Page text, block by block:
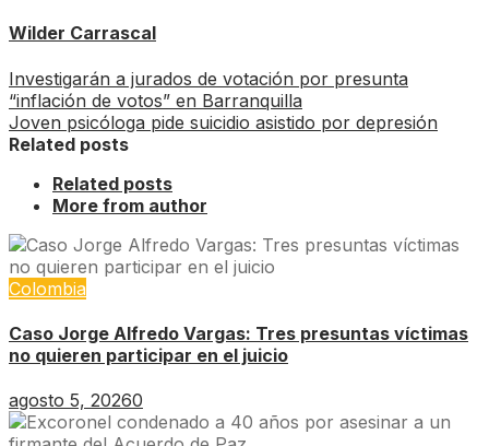
Wilder Carrascal
Investigarán a jurados de votación por presunta
“inflación de votos” en Barranquilla
Joven psicóloga pide suicidio asistido por depresión
Related posts
Related posts
More from author
Colombia
Caso Jorge Alfredo Vargas: Tres presuntas víctimas
no quieren participar en el juicio
agosto 5, 20260